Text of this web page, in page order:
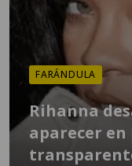
FARÁNDULA
Rihanna
aparecer